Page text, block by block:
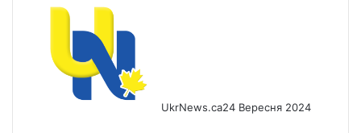
UkrNews.ca24 Вересня 2024